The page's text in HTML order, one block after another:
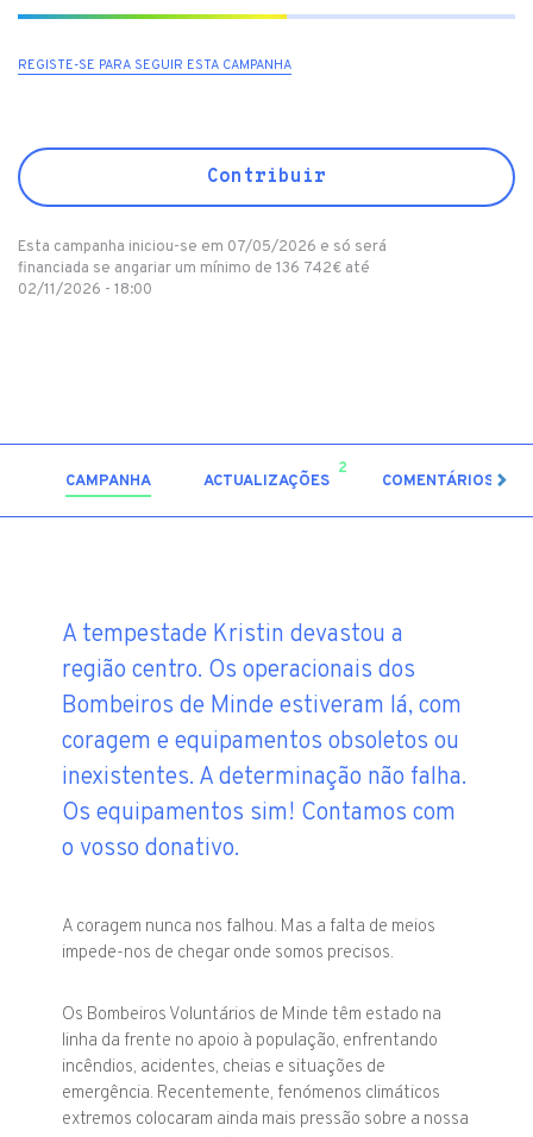
REGISTE-SE PARA SEGUIR ESTA CAMPANHA
Contribuir
Esta campanha iniciou-se em 07/05/2026 e só será
financiada se angariar um mínimo de 136 742€ até
02/11/2026 - 18:00
CAMPANHA ACTUALIZAÇÕES
2
COMENTÁRIOS
A tempestade Kristin devastou a
região centro. Os operacionais dos
Bombeiros de Minde estiveram lá, com
coragem e equipamentos obsoletos ou
inexistentes. A determinação não falha.
Os equipamentos sim! Contamos com
o vosso donativo.
A coragem nunca nos falhou. Mas a falta de meios
impede-nos de chegar onde somos precisos.
Os Bombeiros Voluntários de Minde têm estado na
linha da frente no apoio à população, enfrentando
incêndios, acidentes, cheias e situações de
emergência. Recentemente, fenómenos climáticos
extremos colocaram ainda mais pressão sobre a nossa